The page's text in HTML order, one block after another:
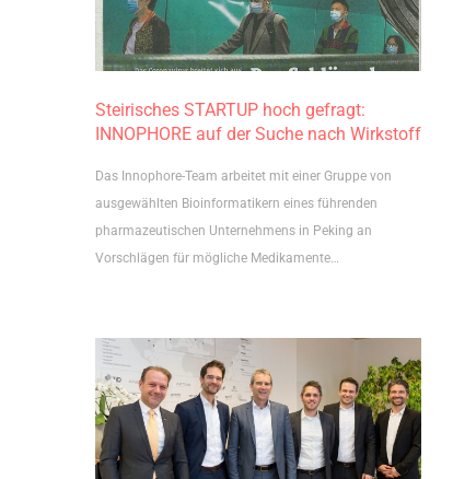
Steirisches STARTUP hoch gefragt:
INNOPHORE auf der Suche nach Wirkstoff
Das Innophore-Team arbeitet mit einer Gruppe von
ausgewählten Bioinformatikern eines führenden
pharmazeutischen Unternehmens in Peking an
Vorschlägen für mögliche Medikamente…